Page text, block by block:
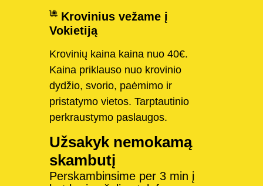
Krovinius vežame į
Vokietiją
Krovinių kaina kaina nuo 40€.
Kaina priklauso nuo krovinio
dydžio, svorio, paėmimo ir
pristatymo vietos. Tarptautinio
perkraustymo paslaugos.
Užsakyk nemokamą
skambutį
Perskambinsime per 3 min į